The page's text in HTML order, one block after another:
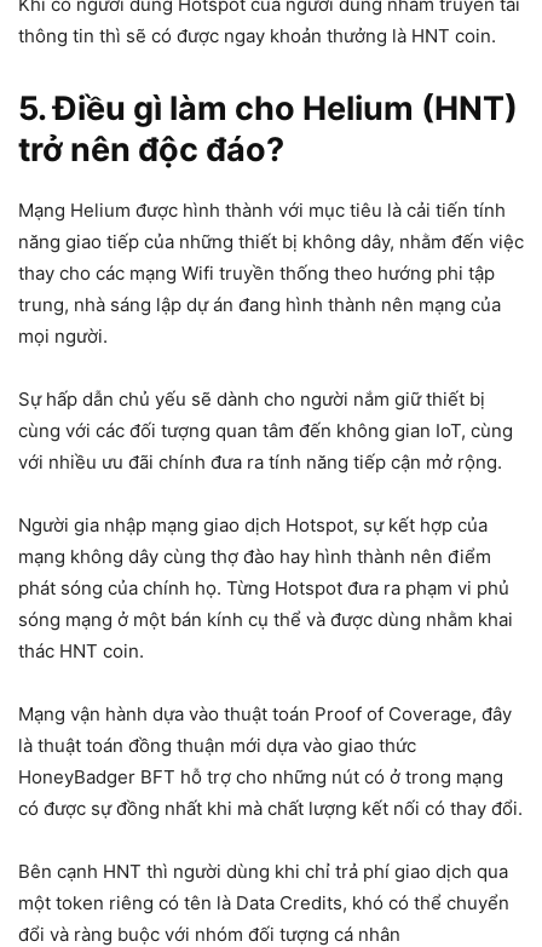
thông tin thì sẽ có được ngay khoản thưởng là HNT coin.
5. Điều gì làm cho Helium (HNT)
trở nên độc đáo?
Mạng Helium được hình thành với mục tiêu là cải tiến tính
năng giao tiếp của những thiết bị không dây, nhằm đến việc
thay cho các mạng Wifi truyền thống theo hướng phi tập
trung, nhà sáng lập dự án đang hình thành nên mạng của
mọi người.
Sự hấp dẫn chủ yếu sẽ dành cho người nắm giữ thiết bị
cùng với các đối tượng quan tâm đến không gian IoT, cùng
với nhiều ưu đãi chính đưa ra tính năng tiếp cận mở rộng.
Người gia nhập mạng giao dịch Hotspot, sự kết hợp của
mạng không dây cùng thợ đào hay hình thành nên điểm
phát sóng của chính họ. Từng Hotspot đưa ra phạm vi phủ
sóng mạng ở một bán kính cụ thể và được dùng nhằm khai
thác HNT coin.
Mạng vận hành dựa vào thuật toán Proof of Coverage, đây
là thuật toán đồng thuận mới dựa vào giao thức
HoneyBadger BFT hỗ trợ cho những nút có ở trong mạng
có được sự đồng nhất khi mà chất lượng kết nối có thay đổi.
Bên cạnh HNT thì người dùng khi chỉ trả phí giao dịch qua
một token riêng có tên là Data Credits, khó có thể chuyển
đổi và ràng buộc với nhóm đối tượng cá nhân